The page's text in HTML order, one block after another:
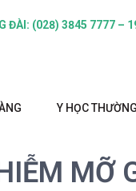
ĐÀI: (028) 3845 7777 –
Y HỌC
MỠ